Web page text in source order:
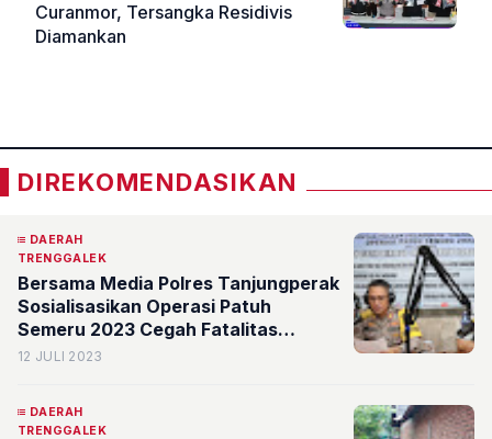
Curanmor, Tersangka Residivis
Diamankan
DIREKOMENDASIKAN
DAERAH
TRENGGALEK
Bersama Media Polres Tanjungperak
Sosialisasikan Operasi Patuh
Semeru 2023 Cegah Fatalitas
Lakalantas
12 JULI 2023
DAERAH
TRENGGALEK